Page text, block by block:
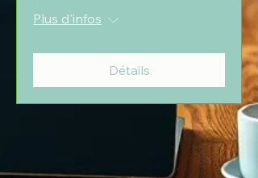
Plus d'infos
Détails